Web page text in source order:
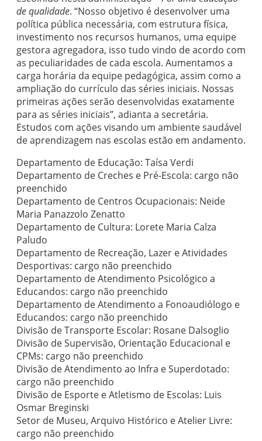
de qualidade. “Nosso objetivo é desenvolver uma
política pública necessária, com estrutura física,
investimento nos recursos humanos, uma equipe
gestora agregadora, isso tudo vindo de acordo com
as peculiaridades de cada escola. Aumentamos a
carga horária da equipe pedagógica, assim como a
ampliação do currículo das séries iniciais. Nossas
primeiras ações serão desenvolvidas exatamente
para as séries iniciais”, adianta a secretária.
Estudos com ações visando um ambiente saudável
de aprendizagem nas escolas estão em andamento.
Departamento de Educação: Taísa Verdi
Departamento de Creches e Pré-Escola: cargo não
preenchido
Departamento de Centros Ocupacionais: Neide
Maria Panazzolo Zenatto
Departamento de Cultura: Lorete Maria Calza
Paludo
Departamento de Recreação, Lazer e Atividades
Desportivas: cargo não preenchido
Departamento de Atendimento Psicológico a
Educandos: cargo não preenchido
Departamento de Atendimento a Fonoaudiólogo e
Educandos: cargo não preenchido
Divisão de Transporte Escolar: Rosane Dalsoglio
Divisão de Supervisão, Orientação Educacional e
CPMs: cargo não preenchido
Divisão de Atendimento ao Infra e Superdotado:
cargo não preenchido
Divisão de Esporte e Atletismo de Escolas: Luis
Osmar Breginski
Setor de Museu, Arquivo Histórico e Atelier Livre:
cargo não preenchido